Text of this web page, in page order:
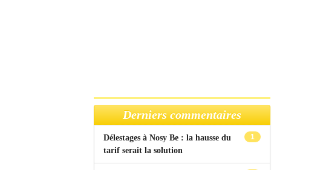
Derniers commentaires
1
Délestages à Nosy Be : la hausse du
tarif serait la solution